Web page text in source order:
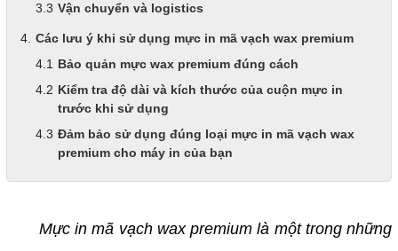
Vận chuyển và logistics
Các lưu ý khi sử dụng mực in mã vạch wax premium
Bảo quản mực wax premium đúng cách
Kiểm tra độ dài và kích thước của cuộn mực in
trước khi sử dụng
Đảm bảo sử dụng đúng loại mực in mã vạch wax
premium cho máy in của bạn
Mực in mã vạch wax premium là một trong những